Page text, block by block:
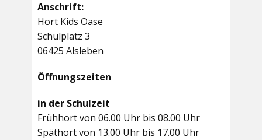
Anschrift:
Hort Kids Oase
Schulplatz 3
06425 Alsleben
Öffnungszeiten
in der Schulzeit
Frühhort von 06.00 Uhr bis 08.00 Uhr
Späthort von 13.00 Uhr bis 17.00 Uhr